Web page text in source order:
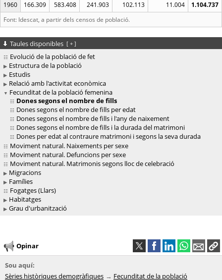
1960
166.309 583.408 241.903 102.113 11.004
1.104.737
Font: Idescat, a partir dels censos de població.
Taules disponibles [ + ]
Evolució de la població de fet
Estructura de la població
Estudis
Relació amb l'activitat econòmica
Fecunditat de la població femenina
Dones segons el nombre de fills
Dones segons el nombre de fills per edat
Dones segons el nombre de fills i l'any de naixement
Dones segons el nombre de fills i la durada del matrimoni
Dones per edat al contraure matrimoni i segons la seva durada
Moviment natural. Naixements per sexe
Moviment natural. Defuncions per sexe
Moviment natural. Matrimonis segons lloc de celebració
Migracions
Famílies
Fogatges (Llars)
Habitatges
Grau d'urbanització
Opinar
Sou aquí:
Sèries històriques demogràfiques
Fecunditat de la població